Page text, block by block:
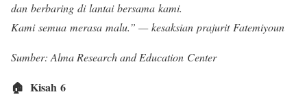
dan berbaring di lantai bersama kami.
Kami semua merasa malu.” — kesaksian prajurit Fatemiyoun
Sumber: Alma Research and Education Center
🏠 Kisah 6